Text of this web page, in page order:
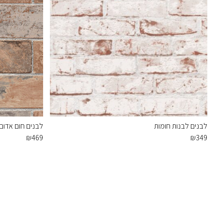
לבנים לבנות חומות
₪349
לבנים חום
₪469